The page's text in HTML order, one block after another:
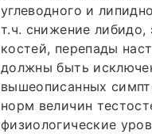
углеводного и
т.ч. снижение либидо,
костей, перепады
должны быть
вышеописанных
норм величин
физиологические